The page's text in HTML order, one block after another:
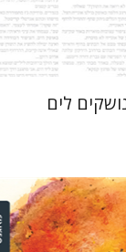
$32
לים